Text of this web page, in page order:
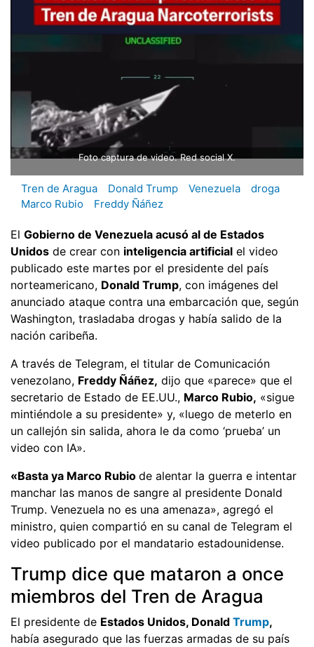
Foto captura de video. Red social X.
Tren de Aragua Donald Trump Venezuela
droga
Marco Rubio
Freddy Ñáñez
El Gobierno de Venezuela acusó al de Estados
Unidos de crear con inteligencia artificial el video
publicado este martes por el presidente del país
norteamericano, Donald Trump, con imágenes del
anunciado ataque contra una embarcación que, según
Washington, trasladaba drogas y había salido de la
nación caribeña.
A través de Telegram, el titular de Comunicación
venezolano, Freddy Ñáñez, dijo que «parece» que el
secretario de Estado de EE.UU., Marco Rubio, «sigue
mintiéndole a su presidente» y, «luego de meterlo en
un callejón sin salida, ahora le da como ‘prueba’ un
video con IA».
«Basta ya Marco Rubio de alentar la guerra e intentar
manchar las manos de sangre al presidente Donald
Trump. Venezuela no es una amenaza», agregó el
ministro, quien compartió en su canal de Telegram el
video publicado por el mandatario estadounidense.
Trump dice que mataron a once
miembros del Tren de Aragua
El presidente de Estados Unidos, Donald Trump,
había asegurado que las fuerzas armadas de su país